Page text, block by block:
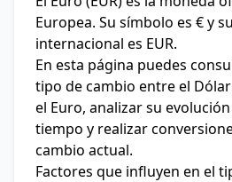
Europea. Su símbolo es € y
internacional es EUR.
En esta página puedes
tipo de cambio entre el
el Euro, analizar su
tiempo y realizar
cambio actual.
Factores que influyen en el